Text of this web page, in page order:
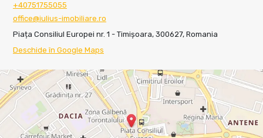
+40751755055
office@iulius-imobiliare.ro
Piața Consiliul Europei nr. 1 - Timișoara, 300627, Romania
Deschide în Google Maps